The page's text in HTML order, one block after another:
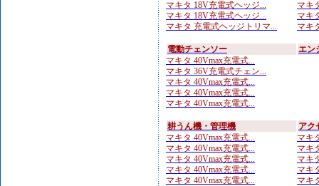
マキタ 18V充電式ヘッジ...
マキタ 18V充電式ヘッジ...
マキタ 充電式ヘッジトリマ...
マキ
マキ
マキ
電動チェンソー
マキタ 40Vmax充電式...
マキタ 36V充電式チェン...
マキタ 40Vmax充電式...
マキタ 40Vmax充電式...
マキタ 40Vmax充電式...
エン
耕うん機・管理機
マキタ 40Vmax充電式...
マキタ 40Vmax充電式...
マキタ 40Vmax充電式...
マキタ 40Vmax充電式...
マキタ 40Vmax充電式...
アク
マキ
マキ
マキ
マキ
マキ